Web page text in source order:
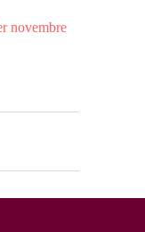
novembre